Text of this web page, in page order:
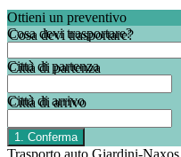
Ottieni un preventivo
Cosa devi trasportare?
Città di partenza
Città di arrivo
Trasporto auto Giardini-